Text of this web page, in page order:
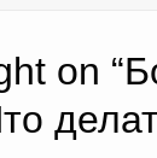
on “